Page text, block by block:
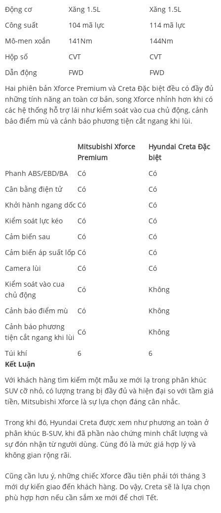
Động cơ Xăng 1.5L
Xăng 1.5L
Công suất
104 mã lực
114 mã lực
Mô-men xoắn
141Nm
144Nm
Hộp số
CVT
CVT
Dẫn động
FWD
FWD
Hai phiên bản Xforce Premium và Creta Đặc biệt đều có đầy đủ
những tính năng an toàn cơ bản, song Xforce nhỉnh hơn khi có
các hệ thống hỗ trợ lái như kiểm soát vào cua chủ động, cảnh
báo điểm mù và cảnh báo phương tiện cắt ngang khi lùi.
Mitsubishi Xforce
Premium
Hyundai Creta Đặc
biệt
Phanh ABS/EBD/BA
Có
Có
Cân bằng điện tử
Có
Có
Khởi hành ngang dốc Có
Có
Kiểm soát lực kéo
Có
Có
Cảm biến sau
Có
Có
Cảm biến áp suất lốp Có
Có
Camera lùi
Có
Có
Kiểm soát vào cua
chủ động
Có Không
Cảnh báo điểm mù Có
Không
Cảnh báo phương
tiện cắt ngang khi lùi
Có Không
Túi khí 6
6
Kết Luận
Với khách hàng tìm kiếm một mẫu xe mới lạ trong phân khúc
SUV cỡ nhỏ, có lượng trang bị đầy đủ và hiện đại so với tầm giá
tiền, Mitsubishi Xforce là sự lựa chọn đáng cân nhắc.
Trong khi đó, Hyundai Creta được xem như phương an toàn ở
phân khúc B-SUV, khi đã phần nào chứng minh chất lượng và
sự đón nhận từ người dùng. Cùng đó là mức giá hợp lý và
không gian rộng rãi.
Cũng cần lưu ý, những chiếc Xforce đầu tiên phải tới tháng 3
mới dự kiến giao đến khách hàng. Do vậy, Creta sẽ là lựa chọn
phù hợp hơn nếu cần sắm xe mới để chơi Tết.